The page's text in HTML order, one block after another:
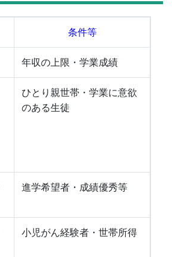
条件等
年収の上限・学業成績
ひとり親世帯・学業に意欲
のある生徒
進学希望者・成績優秀等
小児がん経験者・世帯所得